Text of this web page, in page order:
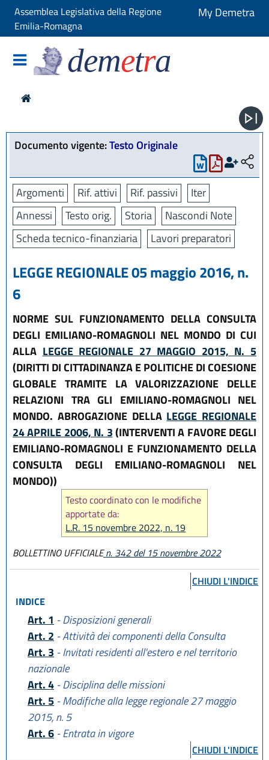
Assemblea Legislativa della Regione
Emilia-Romagna
My Demetra
demetra
Documento vigente:Testo Originale
Argomenti Rif. attivi Rif. passivi
Iter
Annessi
Testo orig. Storia
Nascondi Note
Scheda tecnico-finanziaria
Lavori preparatori
LEGGE REGIONALE 05 maggio 2016, n.
6
NORME SUL FUNZIONAMENTO DELLA CONSULTA
DEGLI EMILIANO-ROMAGNOLI NEL MONDO DI CUI
ALLA LEGGE REGIONALE 27 MAGGIO 2015, N. 5
(DIRITTI DI CITTADINANZA E POLITICHE DI COESIONE
GLOBALE TRAMITE LA VALORIZZAZIONE DELLE
RELAZIONI TRA GLI EMILIANO-ROMAGNOLI NEL
MONDO. ABROGAZIONE DELLA LEGGE REGIONALE
24 APRILE 2006, N. 3(INTERVENTI A FAVORE DEGLI
EMILIANO-ROMAGNOLI E FUNZIONAMENTO DELLA
CONSULTA DEGLI EMILIANO-ROMAGNOLI NEL
MONDO))
Testo coordinato con le modifiche
apportate da:
L.R. 15 novembre 2022, n. 19
BOLLETTINO UFFICIALEn. 342 del 15 novembre 2022
CHIUDI L'INDICE
INDICE
Art. 1 - Disposizioni generali
Art. 2 - Attività dei componenti della Consulta
Art. 3 - Invitati residenti all'estero e nel territorio
nazionale
Art. 4 - Disciplina delle missioni
Art. 5 - Modifiche alla legge regionale 27 maggio
2015, n. 5
Art. 6 - Entrata in vigore
CHIUDI L'INDICE